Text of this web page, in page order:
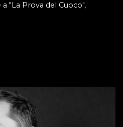
"La Prova del Cuoco",